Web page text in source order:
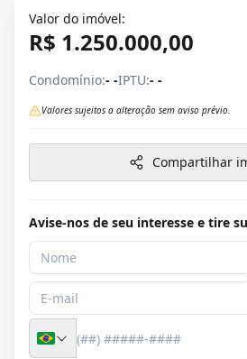
Valor do imóvel:
R$ 1.250.000,00
Condomínio:- -IPTU:- -
Valores sujeitos a alteração sem aviso prévio.
Compartilhar
Avise-nos de seu interesse e tire